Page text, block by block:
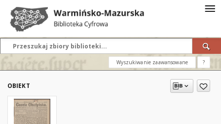
Wyszukiwanie zaawansowane ?
OBIEKT